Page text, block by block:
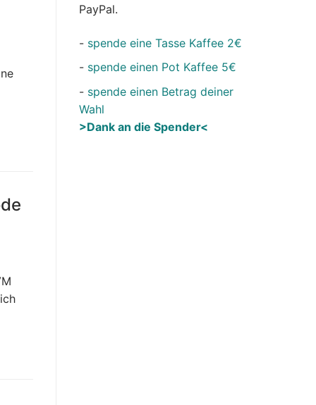
PayPal.
- spende eine Tasse Kaffee 2€
- spende einen Pot Kaffee 5€
- spende einen Betrag deiner
Wahl
>Dank an die Spender<